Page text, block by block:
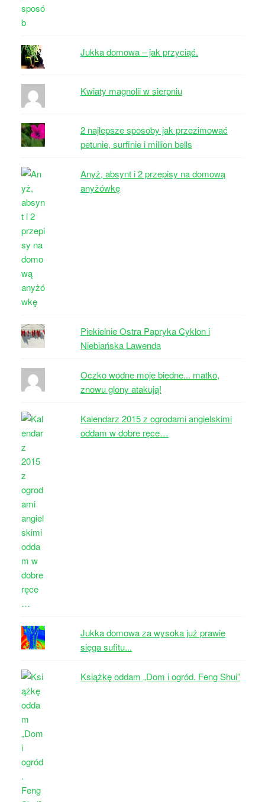
Jukka domowa – jak przyciąć.
Kwiaty magnolii w sierpniu
2 najlepsze sposoby jak przezimować
petunie, surfinie i million bells
Anyż, absynt i 2 przepisy na domową
anyżówkę
Piekielnie Ostra Papryka Cyklon i
Niebiańska Lawenda
Oczko wodne moje biedne... matko,
znowu glony atakują!
Kalendarz 2015 z ogrodami angielskimi
oddam w dobre ręce…
Jukka domowa za wysoka już prawie
sięga sufitu...
Książkę oddam „Dom i ogród. Feng Shui”